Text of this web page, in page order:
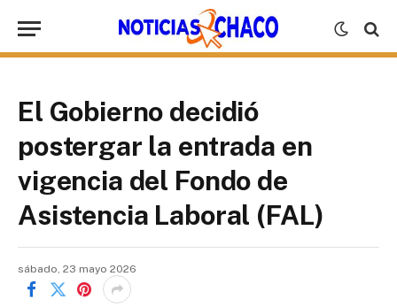
El Gobierno decidió
postergar la entrada en
vigencia del Fondo de
Asistencia Laboral (FAL)
sábado, 23 mayo 2026